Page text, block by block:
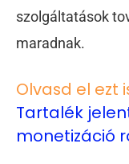
szolgáltatások
maradnak.
Olvasd el ezt
Tartalék
monetizáció